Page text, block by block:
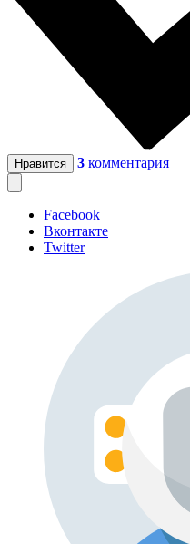
Нравится 3 комментария
Facebook
Вконтакте
Twitter